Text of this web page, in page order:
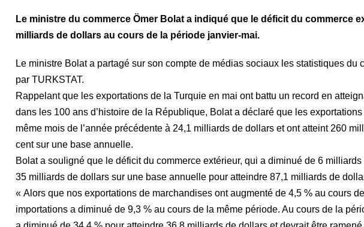
Le ministre du commerce Ömer Bolat a indiqué que le déficit du commerce
milliards de dollars au cours de la période janvier-mai.
Le ministre Bolat a partagé sur son compte de médias sociaux les statistiques
par TURKSTAT.
Rappelant que les exportations de la Turquie en mai ont battu un record en
dans les 100 ans d’histoire de la République, Bolat a déclaré que les
même mois de l’année précédente à 24,1 milliards de dollars et ont atteint 260
cent sur une base annuelle.
Bolat a souligné que le déficit du commerce extérieur, qui a diminué de 6
35 milliards de dollars sur une base annuelle pour atteindre 87,1 milliards de
« Alors que nos exportations de marchandises ont augmenté de 4,5 % au cours
importations a diminué de 9,3 % au cours de la même période. Au cours de la